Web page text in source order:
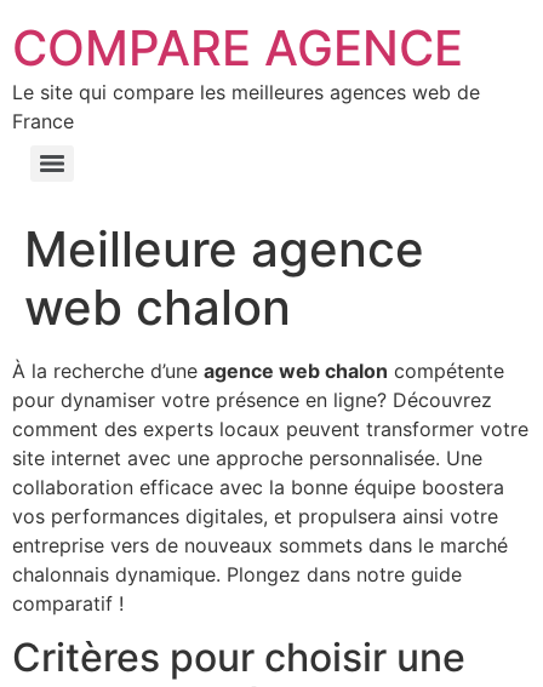
COMPARE AGENCE
Le site qui compare les meilleures agences web de
France
Meilleure agence
web chalon
À la recherche d’une agence web chalon compétente
pour dynamiser votre présence en ligne? Découvrez
comment des experts locaux peuvent transformer votre
site internet avec une approche personnalisée. Une
collaboration efficace avec la bonne équipe boostera
vos performances digitales, et propulsera ainsi votre
entreprise vers de nouveaux sommets dans le marché
chalonnais dynamique. Plongez dans notre guide
comparatif !
Critères pour choisir une